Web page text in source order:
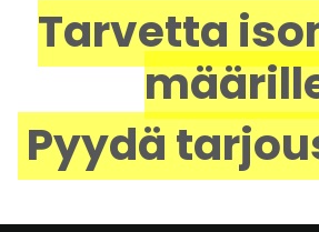
Tarvetta
Pyydä